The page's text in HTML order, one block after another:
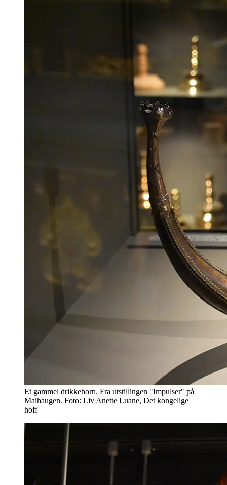
Et gammel drikkehorn. Fra utstillingen "Impulser" på
Maihaugen. Foto: Liv Anette Luane, Det kongelige
hoff